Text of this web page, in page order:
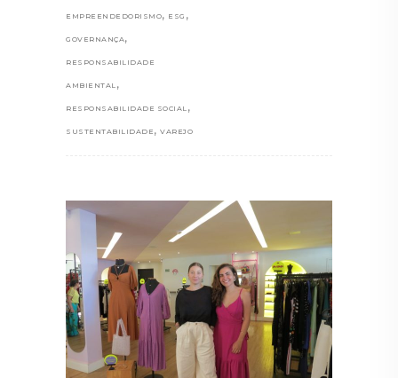
EMPREENDEDORISMO, ESG ,
GOVERNANÇA ,
RESPONSABILIDADE
AMBIENTAL ,
RESPONSABILIDADE SOCIAL ,
SUSTENTABILIDADE , VAREJO